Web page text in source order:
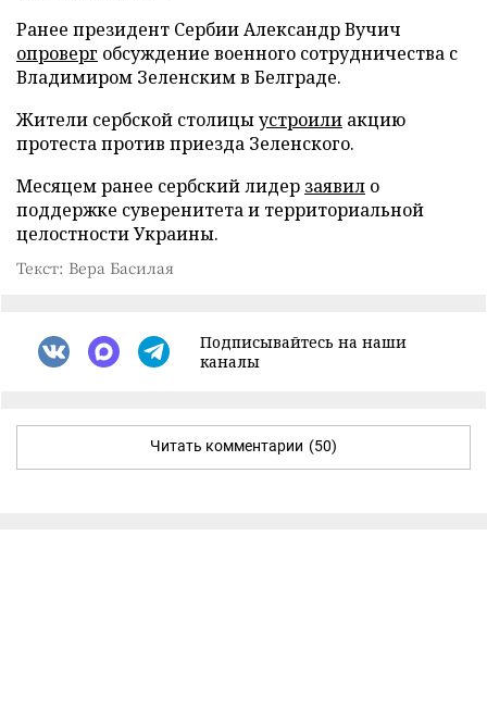
Ранее президент Сербии Александр Вучич
опроверг обсуждение военного сотрудничества с
Владимиром Зеленским в Белграде.
Жители сербской столицыустроили акцию
протеста против приезда Зеленского.
Месяцем ранее сербский лидер заявил о
поддержке суверенитета и территориальной
целостности Украины.
Текст: Вера Басилая
Подписывайтесь на наши
каналы
Читать комментарии (50)